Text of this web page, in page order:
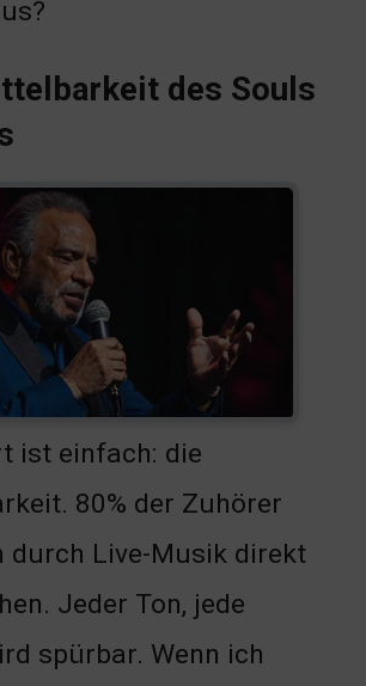
des Souls
ist einfach: die
80% der Zuhörer
durch Live-Musik direkt
Jeder Ton, jede
spürbar. Wenn ich